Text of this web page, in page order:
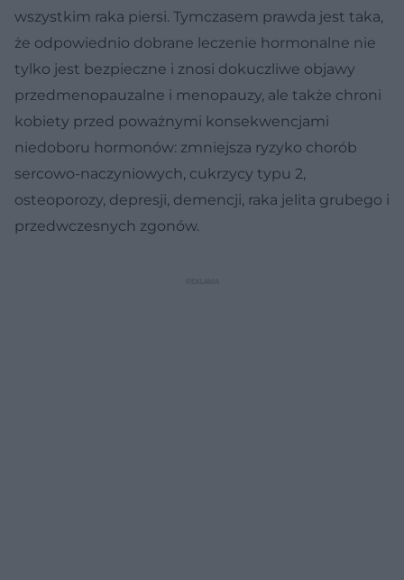
wszystkim raka piersi. Tymczasem prawda jest taka,
że odpowiednio dobrane leczenie hormonalne nie
tylko jest bezpieczne i znosi dokuczliwe objawy
przedmenopauzalne i menopauzy, ale także chroni
kobiety przed poważnymi konsekwencjami
niedoboru hormonów: zmniejsza ryzyko chorób
sercowo-naczyniowych, cukrzycy typu 2,
osteoporozy, depresji, demencji, raka jelita grubego i
przedwczesnych zgonów.